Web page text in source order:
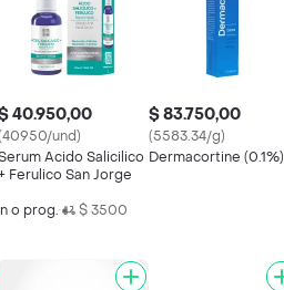
40.950,00
und)
Acido Salicilico
Ferulico San Jorge
$ 83.750,00
(5583.34/g)
Dermacortine (0.1%)
o prog.• $ 3500